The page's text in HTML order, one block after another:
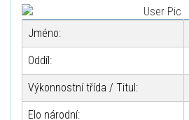
Jméno:
Oddíl:
Výkonnostní třída / Titul:
Elo národní: